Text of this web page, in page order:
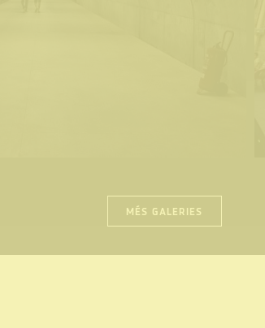
MÉS GALERIES